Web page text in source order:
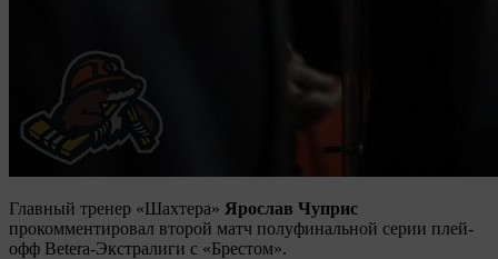
Главный тренер «Шахтера» Ярослав Чуприс
прокомментировал второй матч полуфинальной серии плей-
офф Betera-Экстралиги с «Брестом».